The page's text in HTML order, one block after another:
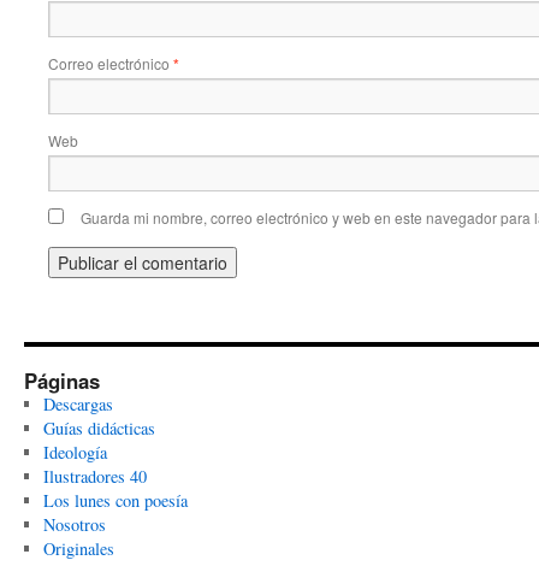
Correo electrónico *
Web
Guarda mi nombre, correo electrónico y web en este navegador para
Páginas
Descargas
Guías didácticas
Ideología
Ilustradores 40
Los lunes con poesía
Nosotros
Originales